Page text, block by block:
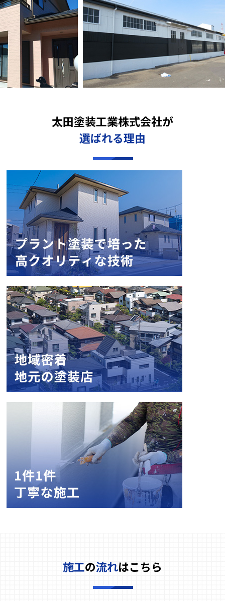
太田塗装工業株式会社が
選ばれる理由
施工の流れはこちら